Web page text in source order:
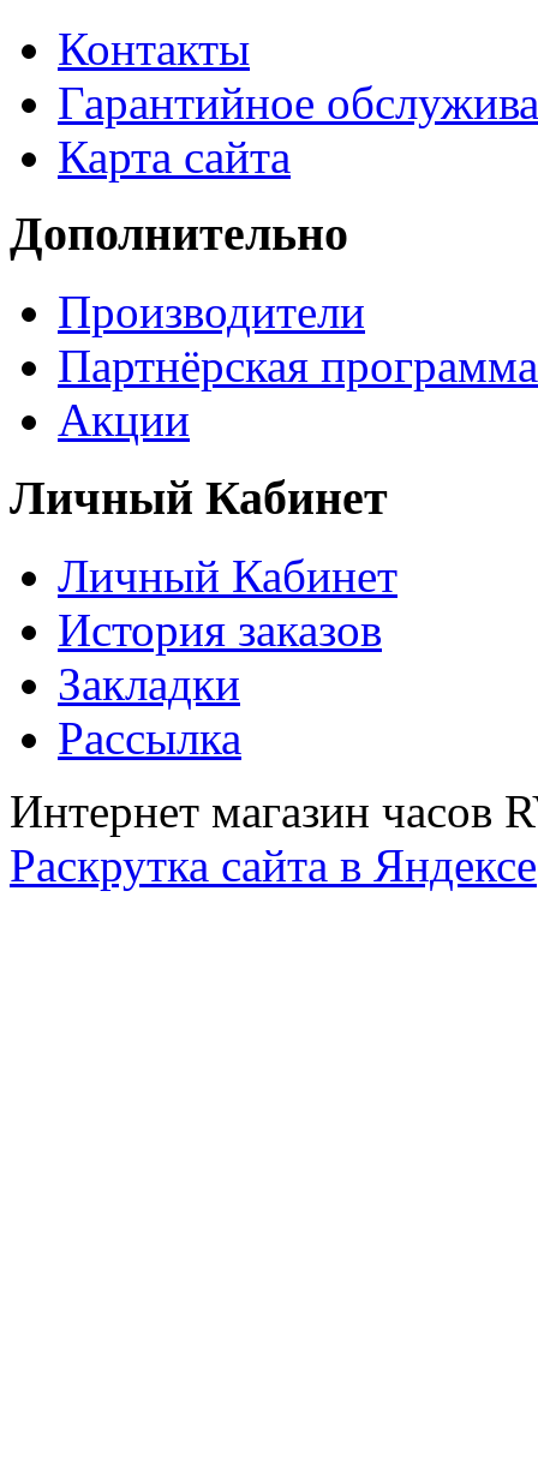
Контакты
Гарантийное
Карта сайта
Дополнительно
Производители
Партнёрская программа
Акции
Личный Кабинет
Личный Кабинет
История заказов
Закладки
Рассылка
Интернет магазин часов
Раскрутка сайта в Яндексе